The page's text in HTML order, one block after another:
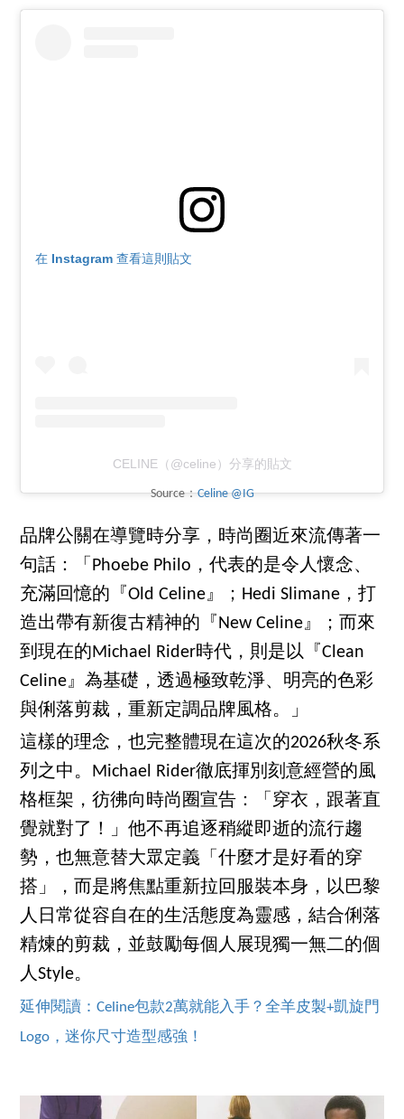
在 Instagram 查看這則貼文
CELINE（@celine）分享的貼文
Source：Celine @IG
品牌公關在導覽時分享，時尚圈近來流傳著一
句話：「Phoebe Philo，代表的是令人懷念、
充滿回憶的『Old Celine』；Hedi Slimane，打
造出帶有新復古精神的『New Celine』；而來
到現在的Michael Rider時代，則是以『Clean
Celine』為基礎，透過極致乾淨、明亮的色彩
與俐落剪裁，重新定調品牌風格。」
這樣的理念，也完整體現在這次的2026秋冬系
列之中。Michael Rider徹底揮別刻意經營的風
格框架，彷彿向時尚圈宣告：「穿衣，跟著直
覺就對了！」他不再追逐稍縱即逝的流行趨
勢，也無意替大眾定義「什麼才是好看的穿
搭」，而是將焦點重新拉回服裝本身，以巴黎
人日常從容自在的生活態度為靈感，結合俐落
精煉的剪裁，並鼓勵每個人展現獨一無二的個
人Style。
延伸閱讀：Celine包款2萬就能入手？全羊皮製+凱旋門
Logo，迷你尺寸造型感強！